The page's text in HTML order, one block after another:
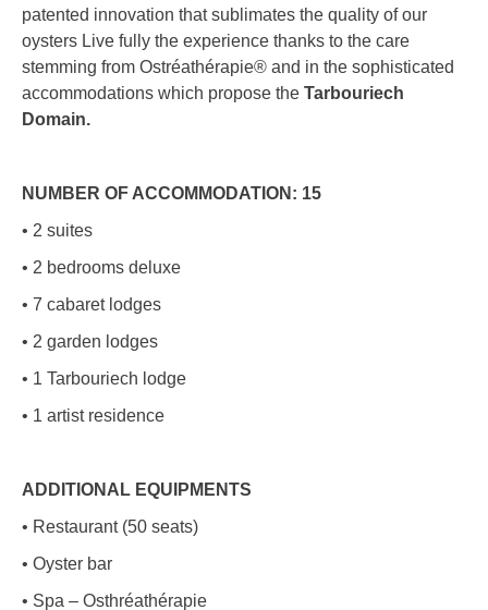
patented innovation that sublimates the quality of our
oysters Live fully the experience thanks to the care
stemming from Ostréathérapie® and in the sophisticated
accommodations which propose the Tarbouriech
Domain.
NUMBER OF ACCOMMODATION: 15
• 2 suites
• 2 bedrooms deluxe
• 7 cabaret lodges
• 2 garden lodges
• 1 Tarbouriech lodge
• 1 artist residence
ADDITIONAL EQUIPMENTS
• Restaurant (50 seats)
• Oyster bar
• Spa – Osthréathérapie